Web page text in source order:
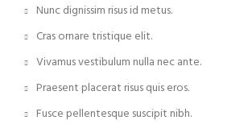
Nunc dignissim risus id metus.
Cras ornare tristique elit.
Vivamus vestibulum nulla nec ante.
Praesent placerat risus quis eros.
Fusce pellentesque suscipit nibh.